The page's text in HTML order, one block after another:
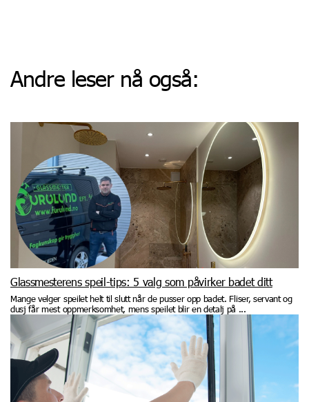
Andre leser nå også:
Glassmesterens speil-tips: 5 valg som påvirker badet ditt
Mange velger speilet helt til slutt når de pusser opp badet. Fliser, servant og
dusj får mest oppmerksomhet, mens speilet blir en detalj på ...